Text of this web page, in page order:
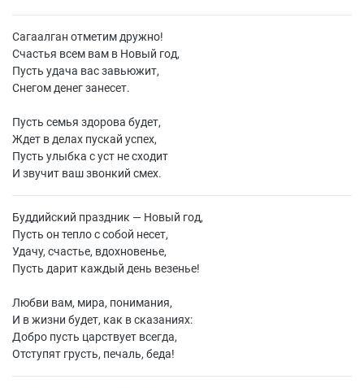
Сагаалган отметим дружно!
Счастья всем вам в Новый год,
Пусть удача вас завьюжит,
Снегом денег занесет.
Пусть семья здорова будет,
Ждет в делах пускай успех,
Пусть улыбка с уст не сходит
И звучит ваш звонкий смех.
Буддийский праздник — Новый год,
Пусть он тепло с собой несет,
Удачу, счастье, вдохновенье,
Пусть дарит каждый день везенье!
Любви вам, мира, понимания,
И в жизни будет, как в сказаниях:
Добро пусть царствует всегда,
Отступят грусть, печаль, беда!